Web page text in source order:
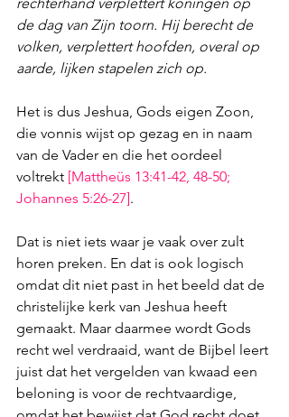
de dag van Zijn toorn. Hij berecht de
volken, verplettert hoofden, overal op
aarde, lijken stapelen zich op.
Het is dus Jeshua, Gods eigen Zoon,
die vonnis wijst op gezag en in naam
van de Vader en die het oordeel
voltrekt [Mattheüs 13:41-42, 48-50;
Johannes 5:26-27].
Dat is niet iets waar je vaak over zult
horen preken. En dat is ook logisch
omdat dit niet past in het beeld dat de
christelijke kerk van Jeshua heeft
gemaakt. Maar daarmee wordt Gods
recht wel verdraaid, want de Bijbel leert
juist dat het vergelden van kwaad een
beloning is voor de rechtvaardige,